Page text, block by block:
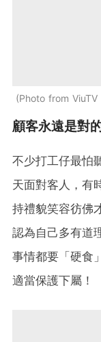
Photo from ViuTV
顧客永遠是對
不少打工仔最怕
天面對客人，有
持禮貌笑容彷佛
認為自己多有道
事情都要「硬食
適當保護下屬！